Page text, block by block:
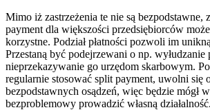
Mimo iż zastrzeżenia te nie są bezpodstawne,
payment dla większości przedsiębiorców
korzystne. Podział płatności pozwoli im
Przestaną być podejrzewani o np. wyłudzanie
nieprzekazywanie go urzędom skarbowym.
regularnie stosować split payment, uwolni się
bezpodstawnych osądzeń, więc będzie mógł
bezproblemowy prowadzić własną działalność.